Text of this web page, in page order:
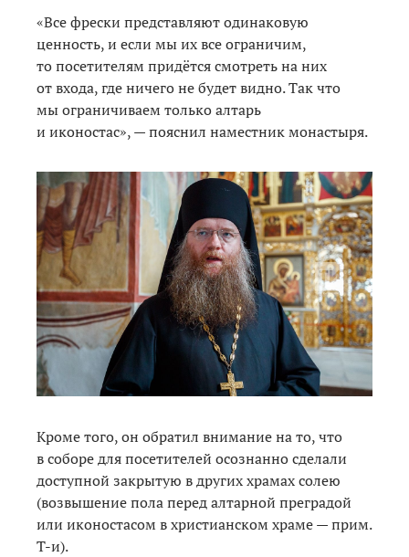
«Все фрески представляют одинаковую
ценность, и если мы их все ограничим,
то посетителям придётся смотреть на них
от входа, где ничего не будет видно. Так что
мы ограничиваем только алтарь
и иконостас», — пояснил наместник монастыря.
Кроме того, он обратил внимание на то, что
в соборе для посетителей осознанно сделали
доступной закрытую в других храмах солею
(возвышение пола перед алтарной преградой
или иконостасом в христианском храме — прим.
Т-и).